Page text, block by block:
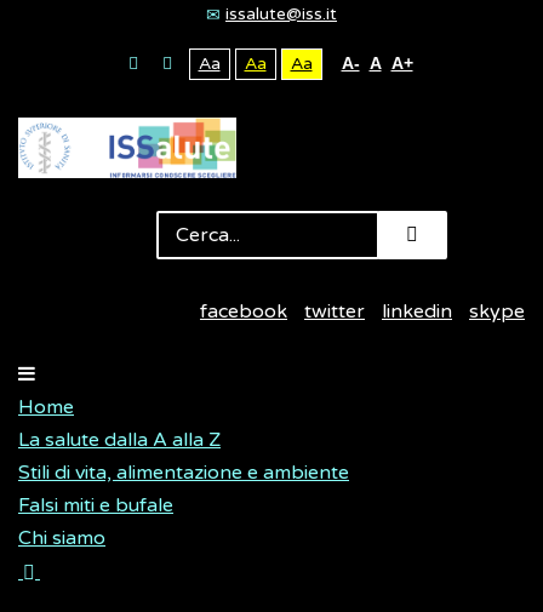
issalute@iss.it
Aa Aa Aa A- A A+
facebook twitter linkedin skype
Home
La salute dalla A alla Z
Stili di vita, alimentazione e ambiente
Falsi miti e bufale
Chi siamo